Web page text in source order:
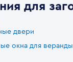
для
двери
окна для